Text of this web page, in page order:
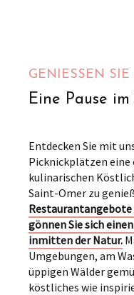
GENIESSEN SIE
Eine Pause
Entdecken Sie mit
Picknickplätzen
kulinarischen
Saint-Omer zu
Restaurantangebote
gönnen Sie sich
inmitten der Natur.
Umgebungen, am
üppigen Wälder
köstliches wie